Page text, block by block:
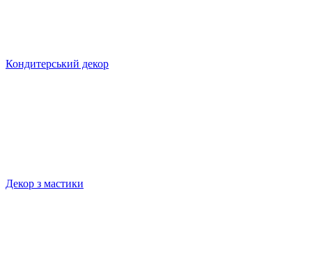
Кондитерський декор
Декор з мастики